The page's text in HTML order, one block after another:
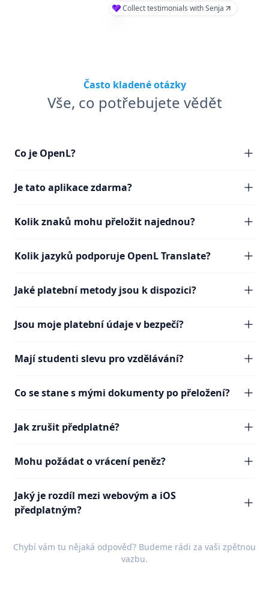
Collect testimonials with Senja
Často kladené otázky
Vše, co potřebujete vědět
Co je OpenL?
Je tato aplikace zdarma?
Kolik znaků mohu přeložit najednou?
Kolik jazyků podporuje OpenL Translate?
Jaké platební metody jsou k dispozici?
Jsou moje platební údaje v bezpečí?
Mají studenti slevu pro vzdělávání?
Co se stane s mými dokumenty po přeložení?
Jak zrušit předplatné?
Mohu požádat o vrácení peněz?
Jaký je rozdíl mezi webovým a iOS
předplatným?
Chybí vám tu nějaká odpověď? Budeme rádi za vaši zpětnou
vazbu.